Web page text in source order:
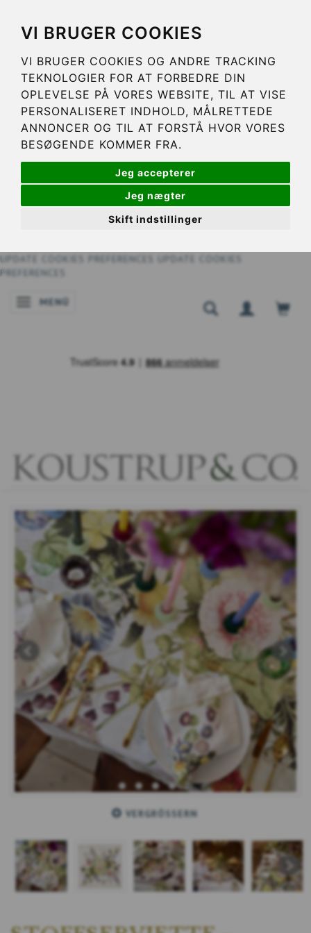
VI BRUGER COOKIES
VI BRUGER COOKIES OG ANDRE TRACKING
TEKNOLOGIER FOR AT FORBEDRE DIN
OPLEVELSE PÅ VORES WEBSITE, TIL AT VISE
PERSONALISERET INDHOLD, MÅLRETTEDE
ANNONCER OG TIL AT FORSTÅ HVOR VORES
BESØGENDE KOMMER FRA.
Jeg accepterer
Jeg nægter
Skift indstillinger
UPDATE COOKIES PREFERENCES
UPDATE COOKIES
PREFERENCES
ANZEIGE ÄNDERN
MENÜ
VERGRÖSSERN